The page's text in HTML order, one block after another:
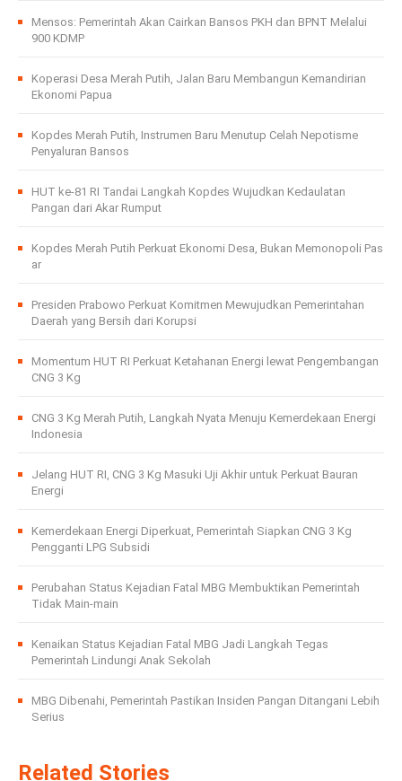
Mensos: Pemerintah Akan Cairkan Bansos PKH dan BPNT Melalui
900 KDMP
Koperasi Desa Merah Putih, Jalan Baru Membangun Kemandirian
Ekonomi Papua
Kopdes Merah Putih, Instrumen Baru Menutup Celah Nepotisme
Penyaluran Bansos
HUT ke-81 RI Tandai Langkah Kopdes Wujudkan Kedaulatan
Pangan dari Akar Rumput
Kopdes Merah Putih Perkuat Ekonomi Desa, Bukan Memonopoli Pas
ar
Presiden Prabowo Perkuat Komitmen Mewujudkan Pemerintahan
Daerah yang Bersih dari Korupsi
Momentum HUT RI Perkuat Ketahanan Energi lewat Pengembangan
CNG 3 Kg
CNG 3 Kg Merah Putih, Langkah Nyata Menuju Kemerdekaan Energi
Indonesia
Jelang HUT RI, CNG 3 Kg Masuki Uji Akhir untuk Perkuat Bauran
Energi
Kemerdekaan Energi Diperkuat, Pemerintah Siapkan CNG 3 Kg
Pengganti LPG Subsidi
Perubahan Status Kejadian Fatal MBG Membuktikan Pemerintah
Tidak Main-main
Kenaikan Status Kejadian Fatal MBG Jadi Langkah Tegas
Pemerintah Lindungi Anak Sekolah
MBG Dibenahi, Pemerintah Pastikan Insiden Pangan Ditangani Lebih
Serius
Related Stories